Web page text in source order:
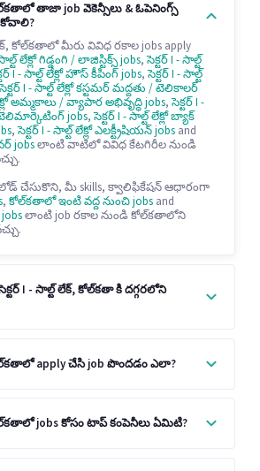
తాజా job వెకెన్సీలు & ఓపెనింగ్స్
కోల్‌కతాలో మీరు వివిధ రకాల jobs apply
లేక్లో గిడ్డంగి / లాజిస్టిక్స్ jobs,సెక్టర్ I - సాల్ట్
I - సాల్ట్ లేక్లో హౌస్ కీపింగ్ jobs,సెక్టర్ I - సాల్ట్
సెక్టర్ I - సాల్ట్ లేక్లో కస్టమర్ మద్దతు / టెలికాలర్
అమ్మకాలు / వ్యాపార అభివృద్ధి jobs,సెక్టర్ I -
jobs,సెక్టర్ I - సాల్ట్ లేక్లో బ్యాక్
,సెక్టర్ I - సాల్ట్ లేక్లో ఎలక్ట్రీషియన్ jobs and
jobsలాంటి వాటిలో వివిధ కేటగిరీల నుండి
చేసుకొని, మీ skills, క్వాలిఫికేషన్ ఆధారంగా
, కోల్‌కతాలో ఇంటి వద్ద నుంచి jobs and
లాంటి job రకాల నుండి కోల్‌కతాలోని
I - సాల్ట్ లేక్, కోల్‌కతా కి దగ్గరలోని
apply చేసి job పొందడం ఎలా?
jobs కోసం టాప్ కంపెనీలు ఏమిటి?